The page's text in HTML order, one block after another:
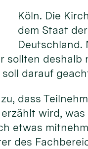
Köln. Die
dem Staat
Deutschland.
sollten deshalb
darauf
dass
wird,
etwas
des